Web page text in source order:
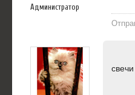
Администратор
свечи